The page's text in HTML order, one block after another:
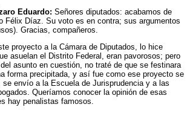
Eduardo: Señores diputados: acabamos de
Félix Díaz. Su voto es en contra; sus argumentos
Gracias, compañeros.
proyecto a la Cámara de Diputados, lo hice
asuelan el Distrito Federal, eran pavorosos; pero
asunto en cuestión, no traté de que se festinara
forma precipitada, y así fue como ese proyecto se
envío a la Escuela de Jurisprudencia y a las
Queríamos conocer la opinión de esas
hay penalistas famosos.